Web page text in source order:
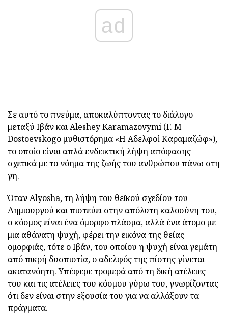
ad
Σε αυτό το πνεύμα, αποκαλύπτοντας το διάλογο
μεταξύ Ιβάν και Aleshey Karamazovymi (F. Μ
Dostoevskogo μυθιστόρημα «Η Αδελφοί Καραμαζώφ»),
το οποίο είναι απλά ενδεικτική λήψη απόφασης
σχετικά με το νόημα της ζωής του ανθρώπου πάνω στη
γη.
Όταν Alyosha, τη λήψη του θεϊκού σχεδίου του
Δημιουργού και πιστεύει στην απόλυτη καλοσύνη του,
ο κόσμος είναι ένα όμορφο πλάσμα, αλλά ένα άτομο με
μια αθάνατη ψυχή, φέρει την εικόνα της θείας
ομορφιάς, τότε ο Ιβάν, του οποίου η ψυχή είναι γεμάτη
από πικρή δυσπιστία, ο αδελφός της πίστης γίνεται
ακατανόητη. Υπέφερε τρομερά από τη δική ατέλειες
του και τις ατέλειες του κόσμου γύρω του, γνωρίζοντας
ότι δεν είναι στην εξουσία του για να αλλάξουν τα
πράγματα.